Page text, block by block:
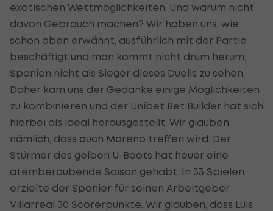
exotischen Wettmöglichkeiten. Und warum nicht
davon Gebrauch machen? Wir haben uns, wie
schon oben erwähnt, ausführlich mit der Partie
beschäftigt und man kommt nicht drum herum,
Spanien nicht als Sieger dieses Duells zu sehen.
Daher kam uns der Gedanke einige Möglichkeiten
zu kombinieren und der Unibet Bet Builder hat sich
hierbei als ideal herausgestellt. Wir glauben
nämlich, dass auch Moreno treffen wird. Der
Stürmer des gelben U-Boots hat heuer eine
atemberaubende Saison gehabt. In 33 Spielen
erzielte der Spanier für seinen Arbeitgeber
Villarreal 30 Scorerpunkte. Wir glauben, dass Luis